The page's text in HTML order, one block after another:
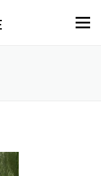
Menu